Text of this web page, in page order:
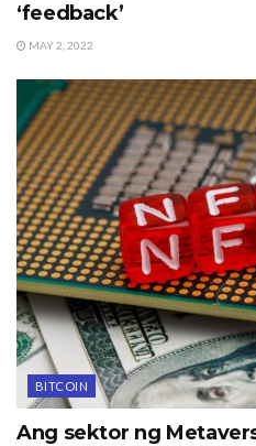
‘feedback’
MAY 2, 2022
BITCOIN
Ang sektor ng